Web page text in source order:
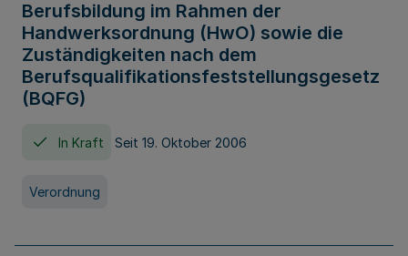
Berufsbildung im Rahmen der
Handwerksordnung (HwO) sowie die
Zuständigkeiten nach dem
Berufsqualifikationsfeststellungsgesetz
(BQFG)
In Kraft Seit 19. Oktober 2006
Verordnung